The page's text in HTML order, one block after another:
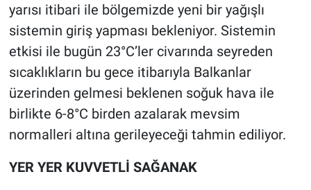
yarısı itibari ile bölgemizde yeni bir yağışlı
sistemin giriş yapması bekleniyor. Sistemin
etkisi ile bugün 23°C’ler civarında seyreden
sıcaklıkların bu gece itibarıyla Balkanlar
üzerinden gelmesi beklenen soğuk hava ile
birlikte 6-8°C birden azalarak mevsim
normalleri altına gerileyeceği tahmin ediliyor.
YER YER KUVVETLİ SAĞANAK